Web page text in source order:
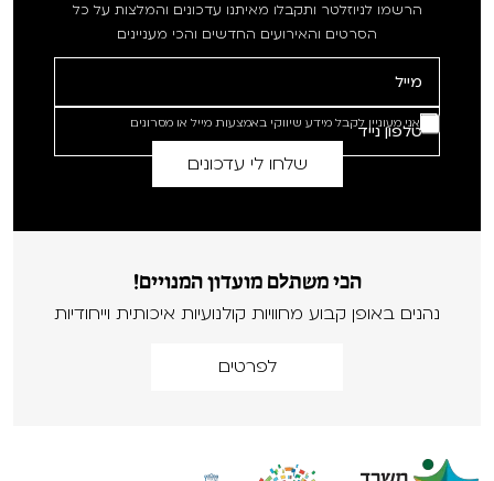
הרשמו לניוזלטר ותקבלו מאיתנו עדכונים והמלצות על כל
הסרטים והאירועים החדשים והכי מעניינים
אני מעוניין לקבל מידע שיווקי באמצעות מייל או מסרונים
הכי משתלם מועדון המנויים!
נהנים באופן קבוע מחוויות קולנועיות איכותית וייחודיות
לפרטים